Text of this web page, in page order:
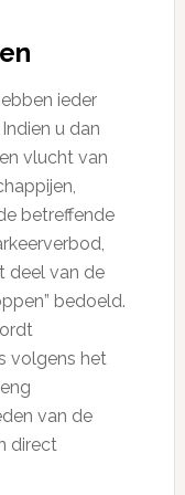
ieder
u dan
vlucht van
betreffende
deel van de
bedoeld.
volgens het
van de
direct